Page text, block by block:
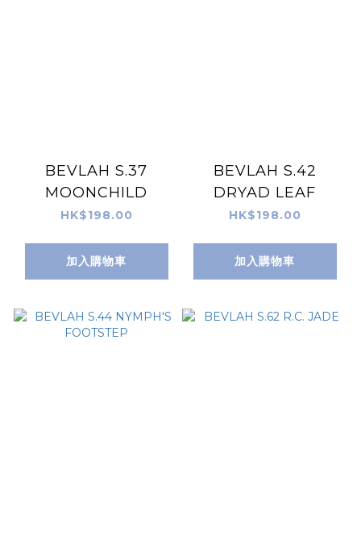
BEVLAH S.37
MOONCHILD
HK$198.00
加入購物車
BEVLAH S.42
DRYAD LEAF
HK$198.00
加入購物車